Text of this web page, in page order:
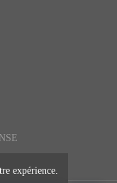
expérience.